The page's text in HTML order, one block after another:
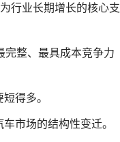
行业长期增长的核心支
整、最具成本竞争力
得多。
市场的结构性变迁。